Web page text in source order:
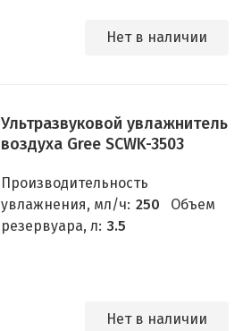
Нет в наличии
Ультразвуковой увлажнитель
воздуха Gree SCWK-3503
Производительность
увлажнения, мл/ч: 250
Объем
резервуара, л: 3.5
Нет в наличии